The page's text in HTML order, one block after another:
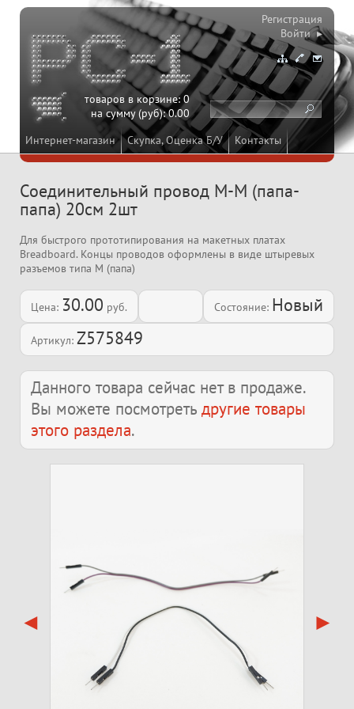
Интернет-магазин Скупка, Оценка Б/У Контакты
товаров в корзине:0
на сумму (руб):0.00
Регистрация
Войти ▸
Соединительный провод M-M (папа-
папа) 20см 2шт
Для быстрого прототипирования на макетных платах
Breadboard. Концы проводов оформлены в виде штыревых
разъемов типа M (папа)
Цена: 30.00 руб. Состояние: Новый
Артикул: Z575849
Данного товара сейчас нет в продаже.
Вы можете посмотреть другие товары
этого раздела.